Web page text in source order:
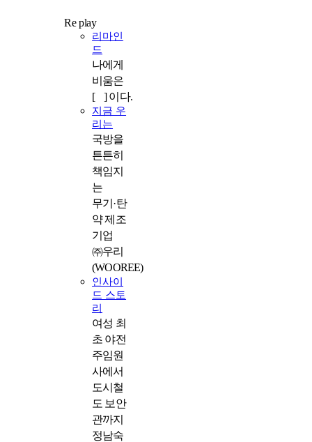
Re play
리마인
드
나에게
비움은
[ ] 이다.
지금 우
리는
국방을
튼튼히
책임지
는
무기·탄
약 제조
기업
㈜우리
(WOOREE)
인사이
드 스토
리
여성 최
초 야전
주임원
사에서
도시철
도 보안
관까지
정남숙